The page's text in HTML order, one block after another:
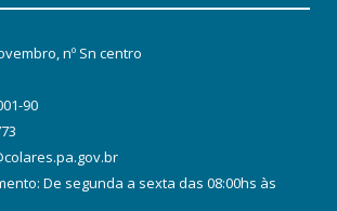
nº Sn centro
90
De segunda a sexta das 08:00hs às